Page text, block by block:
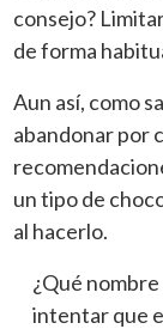
consejo?
de forma
Aun así, como
abandonar por
un tipo de
al hacerlo.
¿Qué
intentar que